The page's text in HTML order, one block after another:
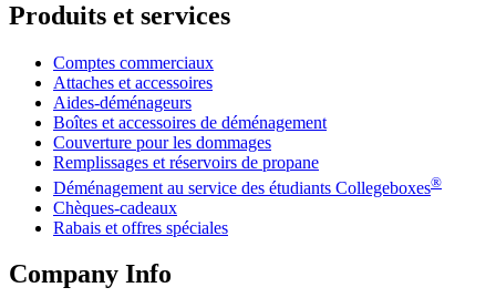
Produits et services
Comptes commerciaux
Attaches et accessoires
Aides-déménageurs
Boîtes et accessoires de déménagement
Couverture pour les dommages
Remplissages et réservoirs de propane
Déménagement au service des étudiants Collegeboxes®
Chèques-cadeaux
Rabais et offres spéciales
Company Info